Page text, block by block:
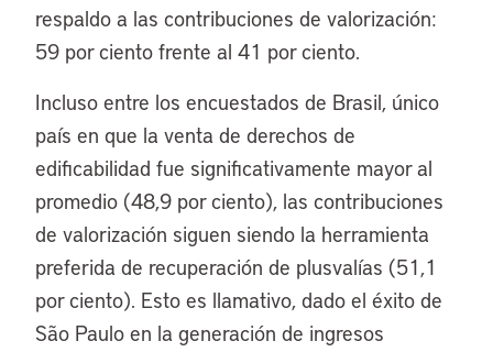
respaldo a las contribuciones de valorización:
59 por ciento frente al 41 por ciento.
Incluso entre los encuestados de Brasil, único
país en que la venta de derechos de
edificabilidad fue significativamente mayor al
promedio (48,9 por ciento), las contribuciones
de valorización siguen siendo la herramienta
preferida de recuperación de plusvalías (51,1
por ciento). Esto es llamativo, dado el éxito de
São Paulo en la generación de ingresos